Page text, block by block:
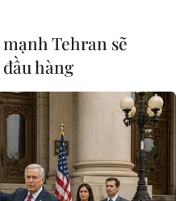
Tehran sẽ
hàng